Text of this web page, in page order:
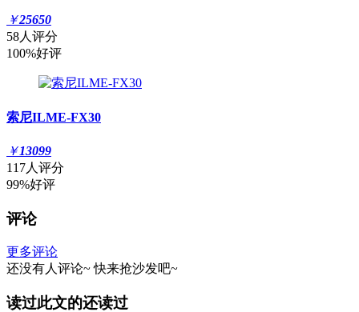
￥25650
58人评分
100%好评
索尼ILME-FX30
￥13099
117人评分
99%好评
评论
更多评论
还没有人评论~ 快来抢沙发吧~
读过此文的还读过